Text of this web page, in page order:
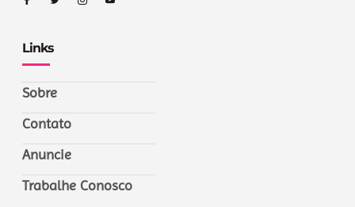
Links
Sobre
Contato
Anuncie
Trabalhe Conosco